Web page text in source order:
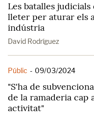
Les batalles
lleter per aturar els
indústria
David Rodríguez
Públic - 09/03/2024
"S'ha de
de la ramaderia cap
activitat"